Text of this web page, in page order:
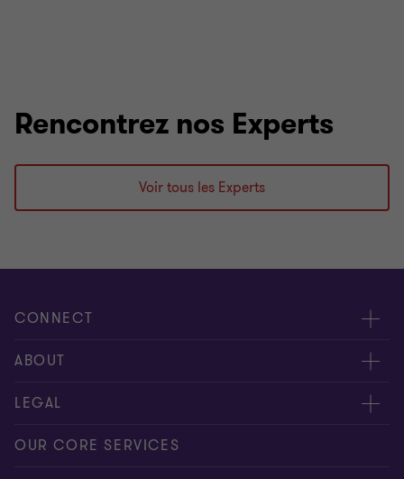
Rencontrez nos Experts
Voir tous les Experts
CONNECT
Contactez-nous
Donnez-nous votre feed-back
ABOUT
Presse
À propos de nous
LEGAL
Privacy statement
OUR CORE SERVICES